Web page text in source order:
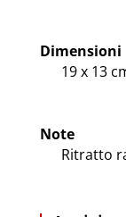
Dimensioni
19 x 13
Note
Ritratto